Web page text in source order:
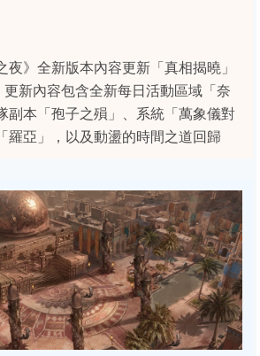
夜》全新版本內容更新「真相揭曉」
新內容包含全新每日活動區域「奈
副本「孢子之殞」、系統「萬象儀對
羅亞」，以及動盪的時間之道回歸